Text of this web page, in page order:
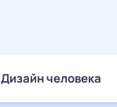
Дизайн человека